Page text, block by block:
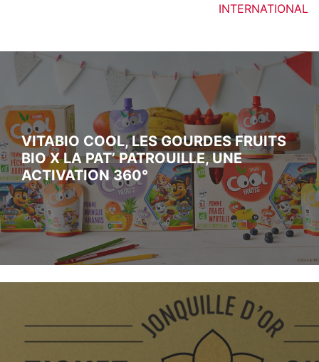
INTERNATIONAL
VITABIO COOL, LES GOURDES FRUITS
BIO X LA PAT’ PATROUILLE, UNE
ACTIVATION 360°